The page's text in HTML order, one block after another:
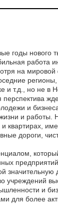
годы
работа
на
и т.д., но не в
и
и
квартирах,
дороги,
учреждений
и
более